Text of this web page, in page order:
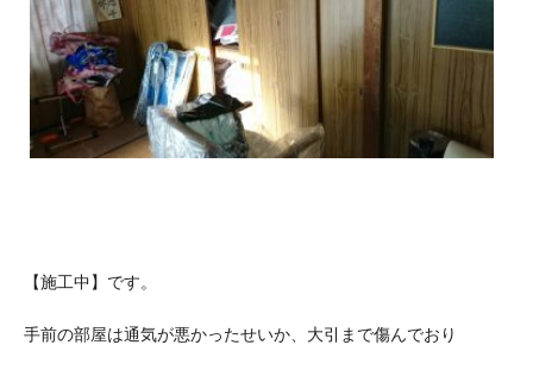
【施工中】です。
手前の部屋は通気が悪かったせいか、大引まで傷んでおり